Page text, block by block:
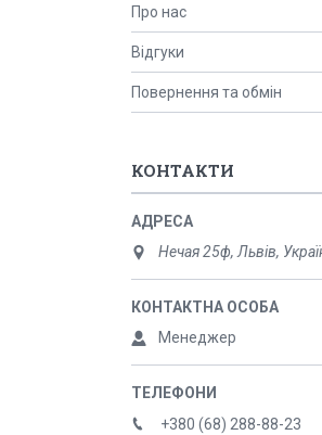
Про нас
Відгуки
Повернення та обмін
КОНТАКТИ
Нечая 25ф, Львів,
Менеджер
+380 (68) 288-88-23